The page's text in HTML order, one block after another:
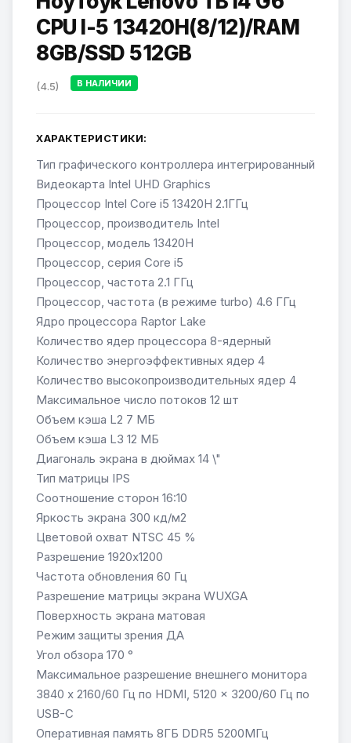
CPU I-5 13420H(8/12)/RAM
8GB/SSD 512GB
(4.5) В НАЛИЧИИ
ХАРАКТЕРИСТИКИ:
Тип графического контроллера интегрированный
Видеокарта Intel UHD Graphics
Процессор Intel Core i5 13420H 2.1ГГц
Процессор, производитель Intel
Процессор, модель 13420H
Процессор, серия Core i5
Процессор, частота 2.1 ГГц
Процессор, частота (в режиме turbo) 4.6 ГГц
Ядро процессора Raptor Lake
Количество ядер процессора 8-ядерный
Количество энергоэффективных ядер 4
Количество высокопроизводительных ядер 4
Максимальное число потоков 12 шт
Объем кэша L2 7 МБ
Объем кэша L3 12 МБ
Диагональ экрана в дюймах 14 \"
Тип матрицы IPS
Соотношение сторон 16:10
Яркость экрана 300 кд/м2
Цветовой охват NTSC 45 %
Разрешение 1920x1200
Частота обновления 60 Гц
Разрешение матрицы экрана WUXGA
Поверхность экрана матовая
Режим защиты зрения ДА
Угол обзора 170 °
Максимальное разрешение внешнего монитора
3840 x 2160/60 Гц по HDMI, 5120 x 3200/60 Гц по
USB-C
Оперативная память 8ГБ DDR5 5200МГц